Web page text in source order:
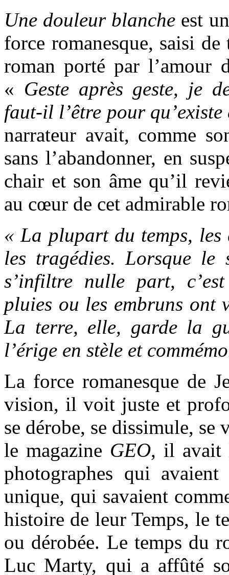
Une douleur blanche est
force romanesque, saisi
roman porté par l’amour
« Geste après geste, je
faut-il l’être pour
narrateur avait, comme
sans l’abandonner, en
chair et son âme qu’il
au cœur de cet admirable
« La plupart du temps, les
les tragédies. Lorsque le
s’infiltre nulle part,
pluies ou les embruns ont
La terre, elle, garde la
l’érige en stèle et
La force romanesque de
vision, il voit juste et
se dérobe, se dissimule,
le magazine GEO, il avait
photographes qui
unique, qui savaient
histoire de leur Temps, le
ou dérobée. Le temps du
Luc Marty, qui a affûté